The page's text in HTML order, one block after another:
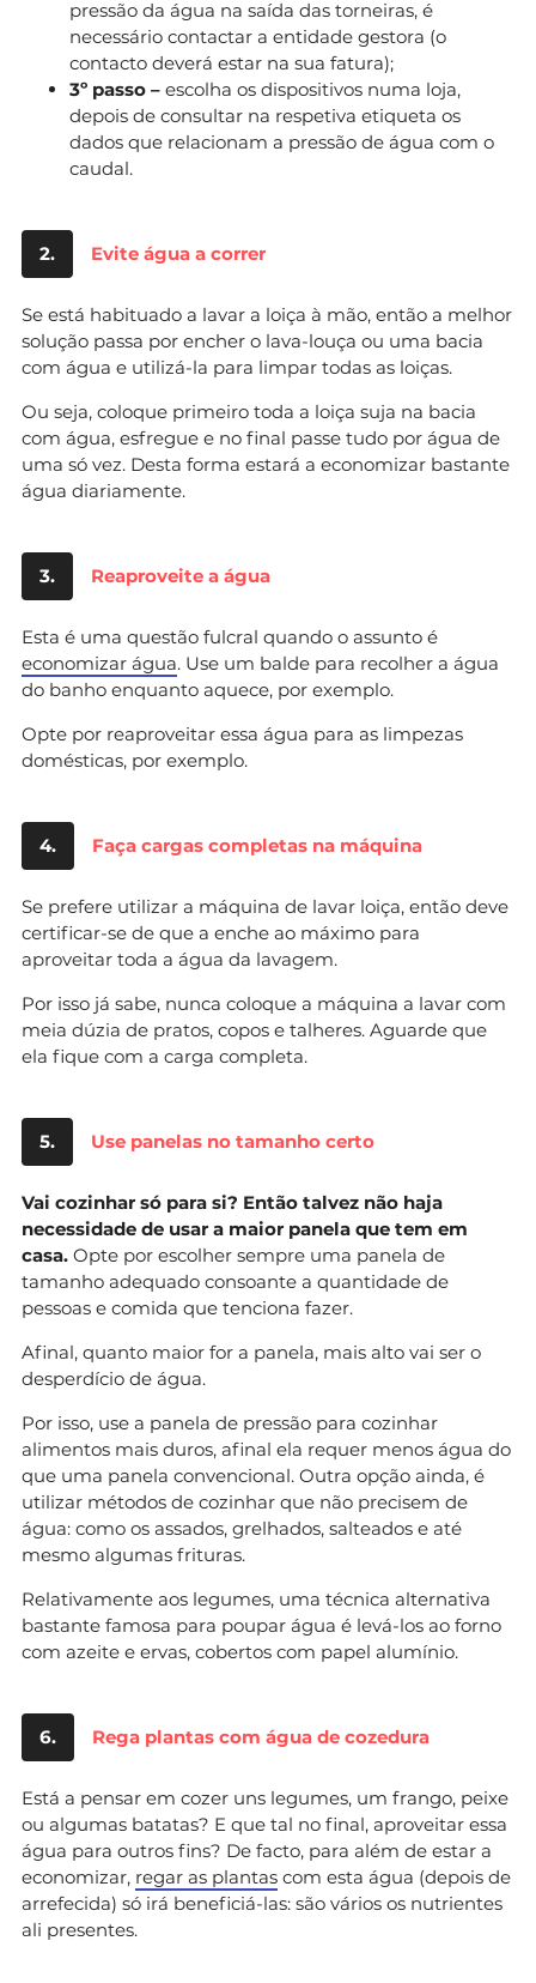
pressão da água na saída das torneiras, é
necessário contactar a entidade gestora (o
contacto deverá estar na sua fatura);
3º passo – escolha os dispositivos numa loja,
depois de consultar na respetiva etiqueta os
dados que relacionam a pressão de água com o
caudal.
2. Evite água a correr
Se está habituado a lavar a loiça à mão, então a melhor
solução passa por encher o lava-louça ou uma bacia
com água e utilizá-la para limpar todas as loiças.
Ou seja, coloque primeiro toda a loiça suja na bacia
com água, esfregue e no final passe tudo por água de
uma só vez. Desta forma estará a economizar bastante
água diariamente.
3. Reaproveite a água
Esta é uma questão fulcral quando o assunto é
economizar água. Use um balde para recolher a água
do banho enquanto aquece, por exemplo.
Opte por reaproveitar essa água para as limpezas
domésticas, por exemplo.
4. Faça cargas completas na máquina
Se prefere utilizar a máquina de lavar loiça, então deve
certificar-se de que a enche ao máximo para
aproveitar toda a água da lavagem.
Por isso já sabe, nunca coloque a máquina a lavar com
meia dúzia de pratos, copos e talheres. Aguarde que
ela fique com a carga completa.
5. Use panelas no tamanho certo
Vai cozinhar só para si? Então talvez não haja
necessidade de usar a maior panela que tem em
casa. Opte por escolher sempre uma panela de
tamanho adequado consoante a quantidade de
pessoas e comida que tenciona fazer.
Afinal, quanto maior for a panela, mais alto vai ser o
desperdício de água.
Por isso, use a panela de pressão para cozinhar
alimentos mais duros, afinal ela requer menos água do
que uma panela convencional. Outra opção ainda, é
utilizar métodos de cozinhar que não precisem de
água: como os assados, grelhados, salteados e até
mesmo algumas frituras.
Relativamente aos legumes, uma técnica alternativa
bastante famosa para poupar água é levá-los ao forno
com azeite e ervas, cobertos com papel alumínio.
6. Rega plantas com água de cozedura
Está a pensar em cozer uns legumes, um frango, peixe
ou algumas batatas? E que tal no final, aproveitar essa
água para outros fins? De facto, para além de estar a
economizar, regar as plantas com esta água (depois de
arrefecida) só irá beneficiá-las: são vários os nutrientes
ali presentes.